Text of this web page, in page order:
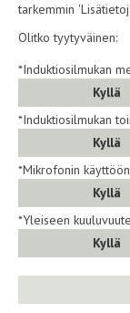
tarkemmin
Olitko tyytyväinen:
*Induktiosilmukan
Kyllä
*Induktiosilmukan
Kyllä
*Mikrofonin
Kyllä
*Yleiseen
Kyllä